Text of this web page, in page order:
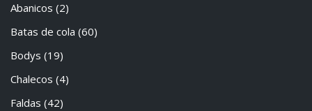
Abanicos (2)
Batas de cola (60)
Bodys (19)
Chalecos (4)
Faldas (42)